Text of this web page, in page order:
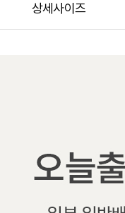
상세사이즈